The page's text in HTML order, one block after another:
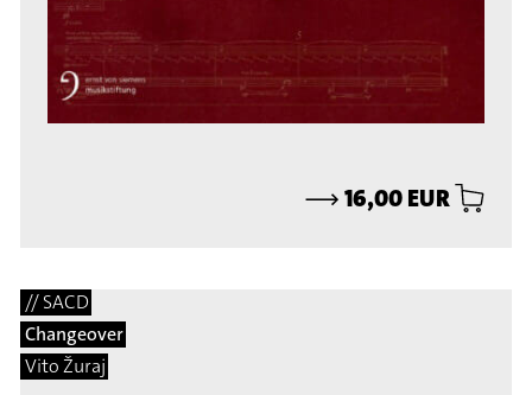
⟶16,00 EUR
// SACD
Changeover
Vito Žuraj